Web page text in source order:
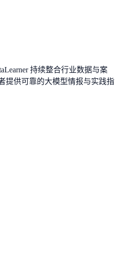
持续整合行业数据与案
提供可靠的大模型情报与实践指